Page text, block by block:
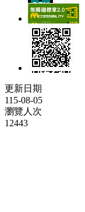
更新日期
115-08-05
瀏覽人次
12443